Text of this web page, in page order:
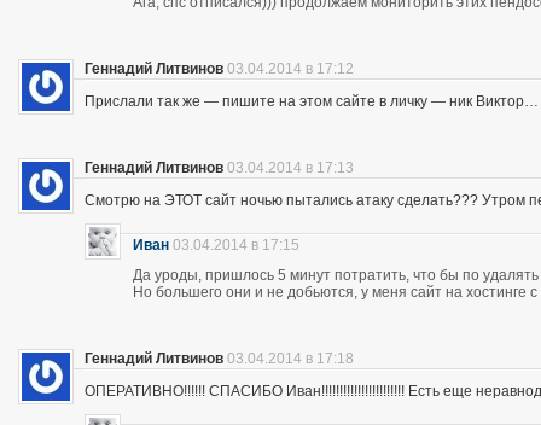
Геннадий Литвинов 03.04.2014 в 17:12
Прислали так же — пишите на этом сайте в личку — ник Виктор…
Геннадий Литвинов 03.04.2014 в 17:13
Смотрю на ЭТОТ сайт ночью пытались атаку сделать??? Утром
Иван 03.04.2014 в 17:15
Да уроды, пришлось 5 минут потратить, что бы по
Но большего они и не добьются, у меня сайт на хостинге
Геннадий Литвинов 03.04.2014 в 17:18
ОПЕРАТИВНО!!!!!! СПАСИБО Иван!!!!!!!!!!!!!!!!!!!!!!! Есть еще